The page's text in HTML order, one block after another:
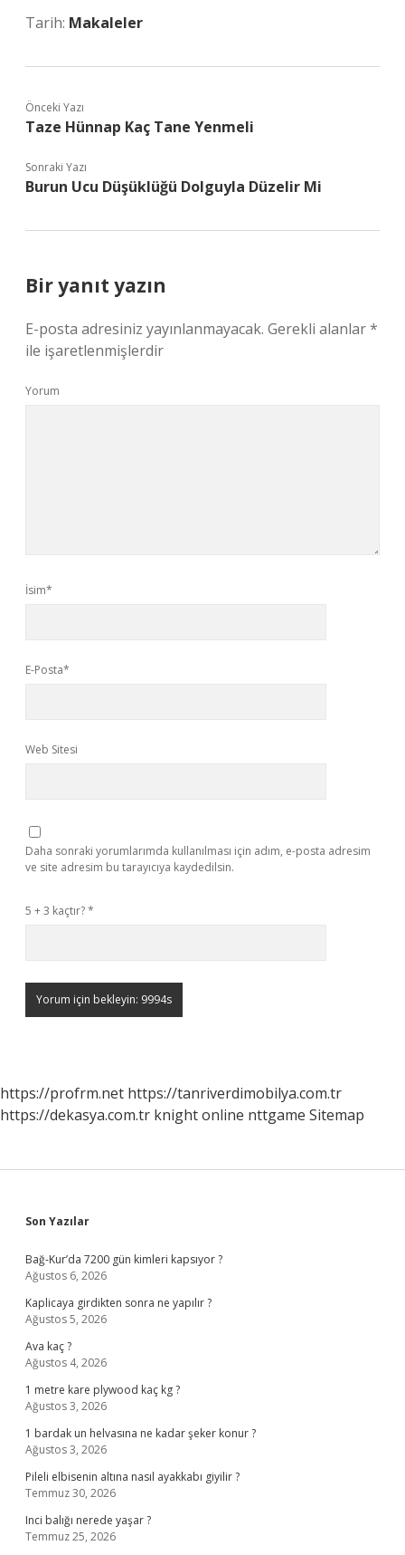
Tarih: Makaleler
Önceki Yazı
Taze Hünnap Kaç Tane Yenmeli
Sonraki Yazı
Burun Ucu Düşüklüğü Dolguyla Düzelir Mi
Bir yanıt yazın
E-posta adresiniz yayınlanmayacak. Gerekli alanlar*
ile işaretlenmişlerdir
Yorum
İsim*
E-Posta*
Web Sitesi
Daha sonraki yorumlarımda kullanılması için adım, e-posta adresim
ve site adresim bu tarayıcıya kaydedilsin.
5 + 3 kaçtır?*
https://profrm.net https://tanriverdimobilya.com.tr
https://dekasya.com.tr knight online nttgame Sitemap
Sidebar
Son Yazılar
Bağ-Kur’da 7200 gün kimleri kapsıyor ?
Ağustos 6, 2026
Kaplicaya girdikten sonra ne yapılır ?
Ağustos 5, 2026
Ava kaç ?
Ağustos 4, 2026
1 metre kare plywood kaç kg ?
Ağustos 3, 2026
1 bardak un helvasına ne kadar şeker konur ?
Ağustos 3, 2026
Pileli elbisenin altına nasıl ayakkabı giyilir ?
Temmuz 30, 2026
Inci balığı nerede yaşar ?
Temmuz 25, 2026